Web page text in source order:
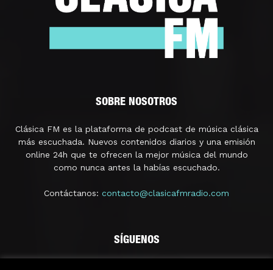
SOBRE NOSOTROS
Clásica FM es la plataforma de podcast de música clásica
más escuchada. Nuevos contenidos diarios y una emisión
online 24h que te ofrecen la mejor música del mundo
como nunca antes la habías escuchado.
Contáctanos: contacto@clasicafmradio.com
SÍGUENOS